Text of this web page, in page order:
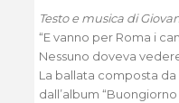
Testo e musica di
“E vanno per Roma i
Nessuno doveva
La ballata composta
dall’album